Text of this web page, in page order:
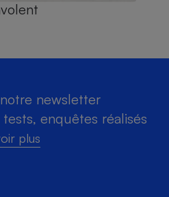
newsletter
enquêtes réalisés
plus